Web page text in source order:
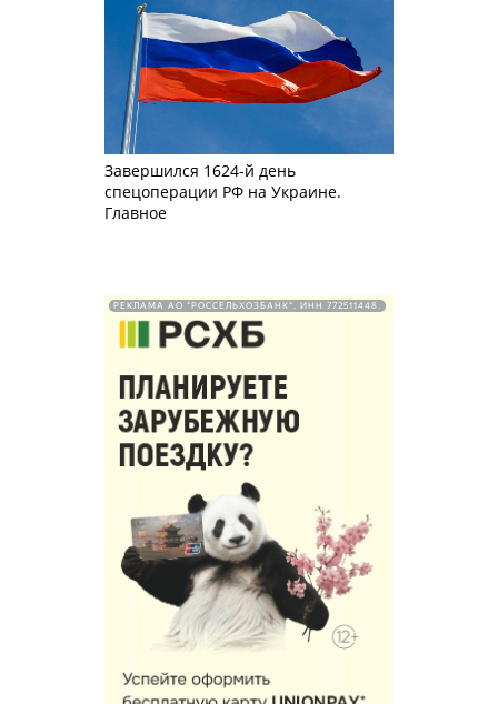
Завершился 1624-й день
спецоперации РФ на Украине.
Главное
РЕКЛАМА АО "РОССЕЛЬХОЗБАНК". ИНН 772511448.